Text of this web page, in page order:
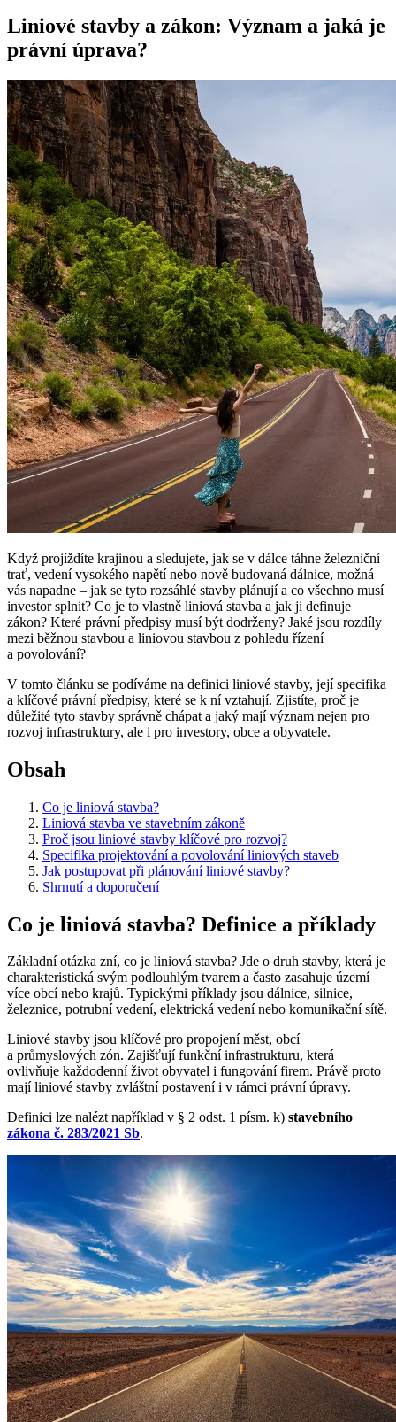
Liniové stavby a zákon: Význam a jaká je
právní úprava?
Když projíždíte krajinou a sledujete, jak se v dálce táhne železniční
trať, vedení vysokého napětí nebo nově budovaná dálnice, možná
vás napadne – jak se tyto rozsáhlé stavby plánují a co všechno musí
investor splnit? Co je to vlastně liniová stavba a jak ji definuje
zákon? Které právní předpisy musí být dodrženy? Jaké jsou rozdíly
mezi běžnou stavbou a liniovou stavbou z pohledu řízení
a povolování?
V tomto článku se podíváme na definici liniové stavby, její specifika
a klíčové právní předpisy, které se k ní vztahují. Zjistíte, proč je
důležité tyto stavby správně chápat a jaký mají význam nejen pro
rozvoj infrastruktury, ale i pro investory, obce a obyvatele.
Obsah
Co je liniová stavba?
Liniová stavba ve stavebním zákoně
Proč jsou liniové stavby klíčové pro rozvoj?
Specifika projektování a povolování liniových staveb
Jak postupovat při plánování liniové stavby?
Shrnutí a doporučení
Co je liniová stavba? Definice a příklady
Základní otázka zní, co je liniová stavba? Jde o druh stavby, která je
charakteristická svým podlouhlým tvarem a často zasahuje území
více obcí nebo krajů. Typickými příklady jsou dálnice, silnice,
železnice, potrubní vedení, elektrická vedení nebo komunikační sítě.
Liniové stavby jsou klíčové pro propojení měst, obcí
a průmyslových zón. Zajišťují funkční infrastrukturu, která
ovlivňuje každodenní život obyvatel i fungování firem. Právě proto
mají liniové stavby zvláštní postavení i v rámci právní úpravy.
Definici lze nalézt například v § 2 odst. 1 písm. k) stavebního
zákona č. 283/2021 Sb.